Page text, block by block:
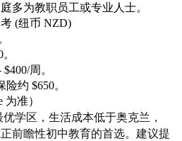
多为教职员工或专业人士。
(纽币 NZD)
周。
约 $650。
为准）
学区，生活成本低于奥克兰，
前瞻性初中教育的首选。建议提